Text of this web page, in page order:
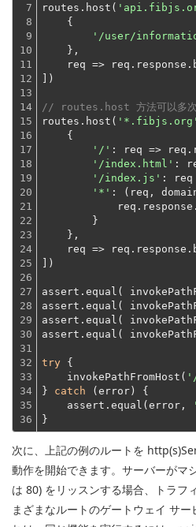
7
8
9
10
11
12
13
14
15
16
17
18
19
20
21
22
23
24
25
26
27
28
29
30
31
32
33
34
35
36
routes.host(
    {
'/user/
    },
req =>
])
// routes.host 方法可以多次
routes.host( '*.fibjs.org'
    {
'/' : req =>
'/index.html' :
'/index.js' : req
'*' : ( req,
        }
    },
req =>
])
assert.equal(
assert.equal(
assert.equal(
assert.equal(
try {
    invokePathFromHost(
} catch (error) {
    assert.equal(error,
}
次に、上記の例のルートを
動作を開始できます。サーバーがマ
は 80) をリッスンする場合、トラフ
まざまなルートのゲートウェイ サ